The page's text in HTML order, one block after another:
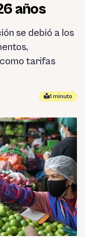
años
se debió a los
tarifas
1 minuto